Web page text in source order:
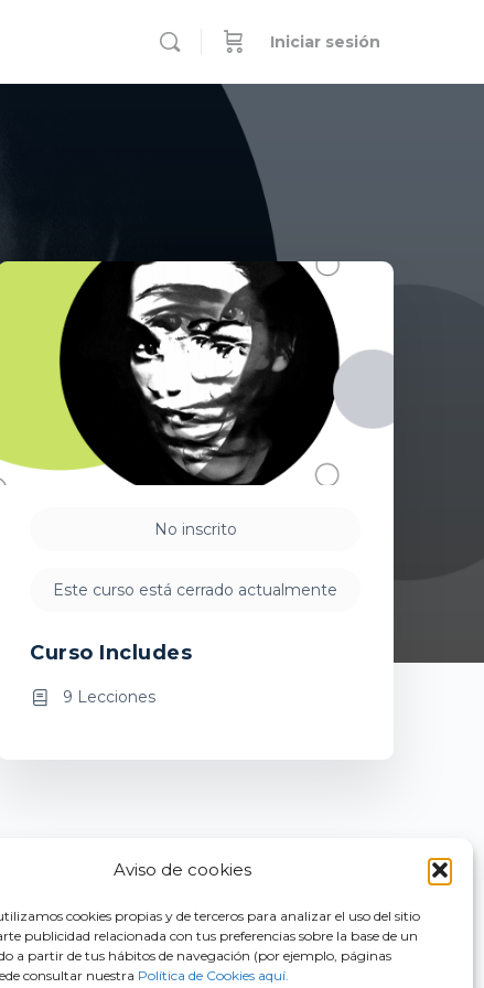
Aviso de cookies
cookies propias y de terceros para analizar el uso del sitio
publicidad relacionada con tus preferencias sobre la base de un
a partir de tus hábitos de navegación (por ejemplo, páginas
consultar nuestra Política de Cookies aquí.
Iniciar sesión
No inscrito
Este curso está cerrado actualmente
Curso Includes
9 Lecciones